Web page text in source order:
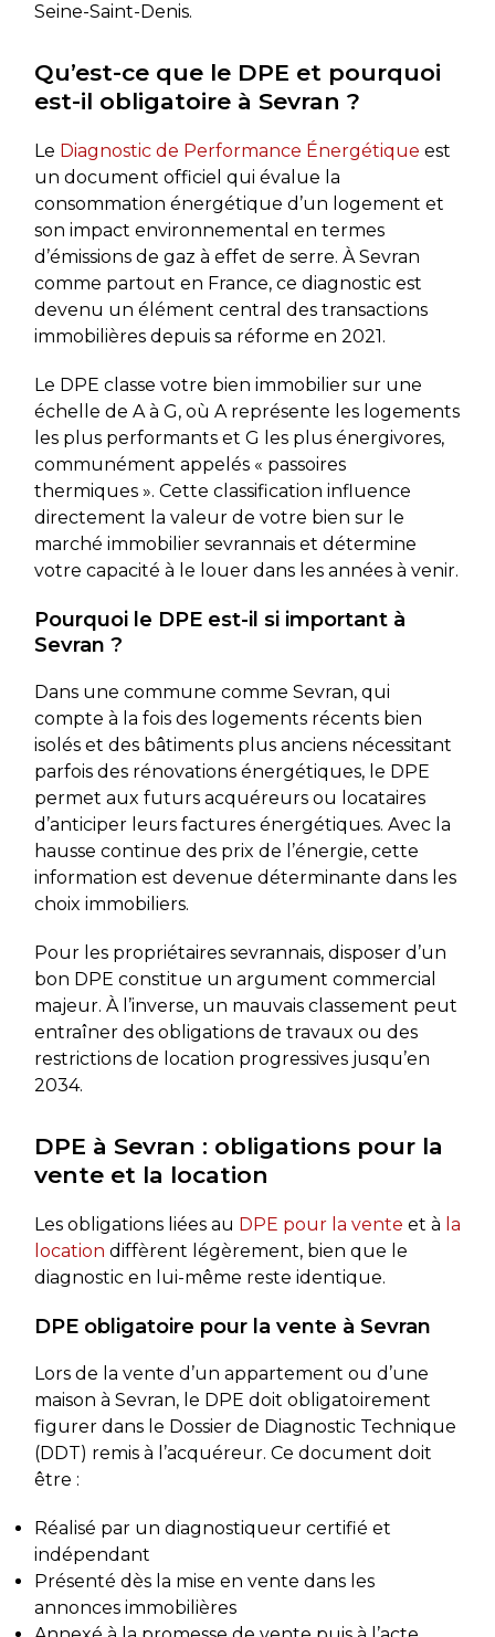
Seine-Saint-Denis.
Qu’est-ce que le DPE et pourquoi
est-il obligatoire à Sevran ?
Le Diagnostic de Performance Énergétique est
un document officiel qui évalue la
consommation énergétique d’un logement et
son impact environnemental en termes
d’émissions de gaz à effet de serre. À Sevran
comme partout en France, ce diagnostic est
devenu un élément central des transactions
immobilières depuis sa réforme en 2021.
Le DPE classe votre bien immobilier sur une
échelle de A à G, où A représente les logements
les plus performants et G les plus énergivores,
communément appelés « passoires
thermiques ». Cette classification influence
directement la valeur de votre bien sur le
marché immobilier sevrannais et détermine
votre capacité à le louer dans les années à venir.
Pourquoi le DPE est-il si important à
Sevran ?
Dans une commune comme Sevran, qui
compte à la fois des logements récents bien
isolés et des bâtiments plus anciens nécessitant
parfois des rénovations énergétiques, le DPE
permet aux futurs acquéreurs ou locataires
d’anticiper leurs factures énergétiques. Avec la
hausse continue des prix de l’énergie, cette
information est devenue déterminante dans les
choix immobiliers.
Pour les propriétaires sevrannais, disposer d’un
bon DPE constitue un argument commercial
majeur. À l’inverse, un mauvais classement peut
entraîner des obligations de travaux ou des
restrictions de location progressives jusqu’en
2034.
DPE à Sevran : obligations pour la
vente et la location
Les obligations liées au DPE pour la vente et à la
location diffèrent légèrement, bien que le
diagnostic en lui-même reste identique.
DPE obligatoire pour la vente à Sevran
Lors de la vente d’un appartement ou d’une
maison à Sevran, le DPE doit obligatoirement
figurer dans le Dossier de Diagnostic Technique
(DDT) remis à l’acquéreur. Ce document doit
être :
Réalisé par un diagnostiqueur certifié et
indépendant
Présenté dès la mise en vente dans les
annonces immobilières